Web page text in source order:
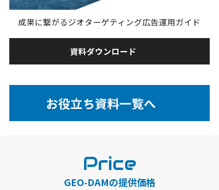
成果に繋がるジオターゲティング広告運用ガイド
資料ダウンロード
お役立ち資料一覧へ
Price
GEO-DAMの提供価格